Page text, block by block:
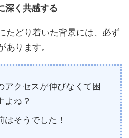
深く共感する
たどり着いた背景には、必ず
あります。
アクセスが伸びなくて困
よね？
そうでした！